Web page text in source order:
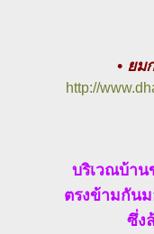
• ยม
http://
บริเวณบ้าน
ตรงข้ามกัน
ซึ่ง